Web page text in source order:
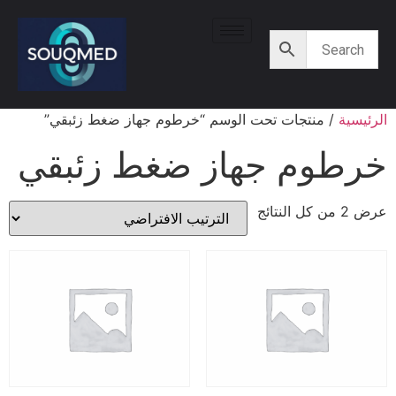
الرئيسية/ منتجات تحت الوسم “خرطوم جهاز ضغط زئبقي”
خرطوم جهاز ضغط زئبقي
عرض ⁦2⁩ من كل النتائج